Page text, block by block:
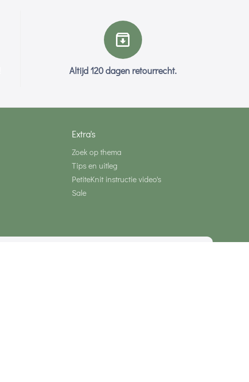
Altijd 120 dagen retourrecht.
Extra's
Zoek op thema
Tips en uitleg
PetiteKnit instructie video's
Sale